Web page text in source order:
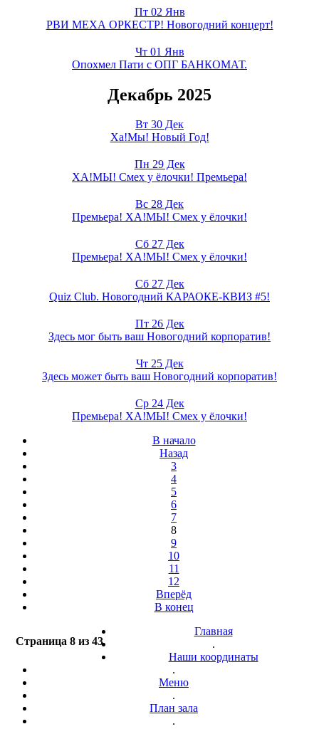
Пт 02 Янв
РВИ МЕХА ОРКЕСТР! Новогодний концерт!
Чт 01 Янв
Опохмел Пати с ОПГ БАНКОМАТ.
Декабрь 2025
Вт 30 Дек
Ха!Мы! Новый Год!
Пн 29 Дек
ХА!МЫ! Смех у ёлочки! Премьера!
Вс 28 Дек
Премьера! ХА!МЫ! Смех у ёлочки!
Сб 27 Дек
Премьера! ХА!МЫ! Смех у ёлочки!
Сб 27 Дек
Quiz Club. Новогодний КАРАОКЕ-КВИЗ #5!
Пт 26 Дек
Здесь мог быть ваш Новогодний корпоратив!
Чт 25 Дек
Здесь может быть ваш Новогодний корпоратив!
Ср 24 Дек
Премьера! ХА!МЫ! Смех у ёлочки!
В начало
Назад
3
4
5
6
7
8
9
10
11
12
Вперёд
В конец
Страница 8 из 43
Главная
.
Наши координаты
.
Меню
.
План зала
.